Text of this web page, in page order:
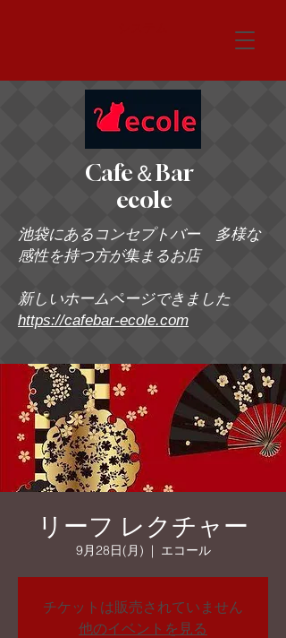
Cafe＆Bar
ecole
池袋にあるコンセプトバー 多様な
感性を持つ方が集まるお店
新しいホームページできました
https://cafebar-ecole.com
リーフ レクチャー
9月28日(月)
  |
エコール
チケットは販売されていません
他のイベントを見る